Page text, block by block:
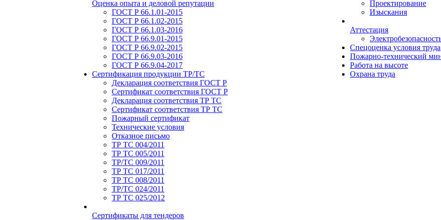
Оценка опыта и деловой репутации
ГОСТ Р 66.1.01-2015
ГОСТ Р 66.1.02-2015
ГОСТ Р 66.1.03-2016
ГОСТ Р 66.9.01-2015
ГОСТ Р 66.9.02-2015
ГОСТ Р 66.9.03-2016
ГОСТ Р 66.9.04-2017
Сертификация продукции ТР/ТС
Декларация соответствия ГОСТ Р
Сертификат соответствия ГОСТ Р
Декларация соответствия ТР ТС
Сертификат соответствия ТР ТС
Пожарный сертификат
Технические условия
Отказное письмо
ТР ТС 004/2011
ТР ТС 005/2011
ТР/ТС 009/2011
ТР ТС 017/2011
ТР ТС 008/2011
ТР/ТС 024/2011
ТР ТС 025/2012
Сертификаты для тендеров
Проектирование
Изыскания
Аттестация
Спецоценка условия труда
Пожарно-технический
Работа на высоте
Охрана труда